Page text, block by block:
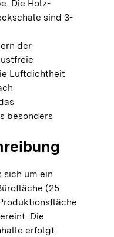
Die Holz-
sind 3-
der
Luftdichtheit
besonders
sich um ein
(25
Die
erfolgt